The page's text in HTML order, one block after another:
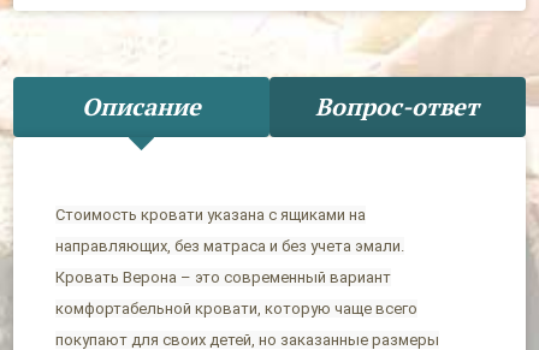
Описание Вопрос-ответ
Стоимость кровати указана с ящиками на
направляющих, без матраса и без учета эмали.
Кровать Верона – это современный вариант
комфортабельной кровати, которую чаще всего
покупают для своих детей, но заказанные размеры